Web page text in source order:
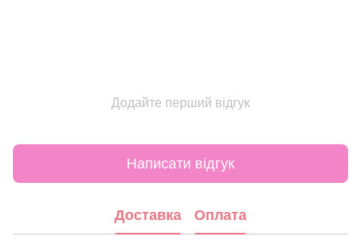
Додайте перший відгук
Написати відгук
Доставка Оплата